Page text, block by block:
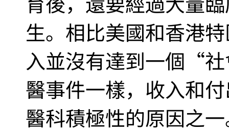
生。相比美國和香港
入並沒有達到一個“
醫事件一樣，收入和
醫科積極性的原因之